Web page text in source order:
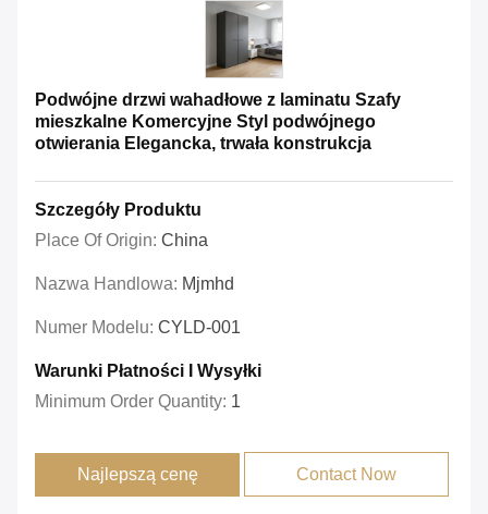
Podwójne drzwi wahadłowe z laminatu Szafy
mieszkalne Komercyjne Styl podwójnego
otwierania Elegancka, trwała konstrukcja
Szczegóły Produktu
Place Of Origin: China
Nazwa Handlowa: Mjmhd
Numer Modelu: CYLD-001
Warunki Płatności I Wysyłki
Minimum Order Quantity: 1
Najlepszą cenę Contact Now